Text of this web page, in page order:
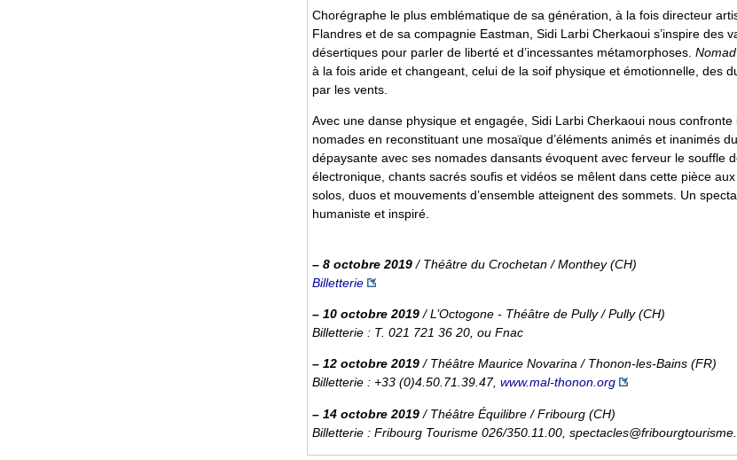
Chorégraphe le plus emblématique de sa génération, à la fois directeur
Flandres et de sa compagnie Eastman, Sidi Larbi Cherkaoui s’inspire des
désertiques pour parler de liberté et d’incessantes métamorphoses. Nomad
à la fois aride et changeant, celui de la soif physique et émotionnelle, des
par les vents.
Avec une danse physique et engagée, Sidi Larbi Cherkaoui nous confronte
nomades en reconstituant une mosaïque d’éléments animés et inanimés
dépaysante avec ses nomades dansants évoquent avec ferveur le souffle
électronique, chants sacrés soufis et vidéos se mêlent dans cette pièce
solos, duos et mouvements d’ensemble atteignent des sommets. Un
humaniste et inspiré.
– 8 octobre 2019/ Théâtre du Crochetan / Monthey (CH)
Billetterie
– 10 octobre 2019/ L’Octogone - Théâtre de Pully / Pully (CH)
Billetterie : T. 021 721 36 20, ou Fnac
– 12 octobre 2019/ Théâtre Maurice Novarina / Thonon-les-Bains (FR)
Billetterie : +33 (0)4.50.71.39.47, www.mal-thonon.org
– 14 octobre 2019/ Théâtre Équilibre / Fribourg (CH)
Billetterie : Fribourg Tourisme 026/350.11.00,